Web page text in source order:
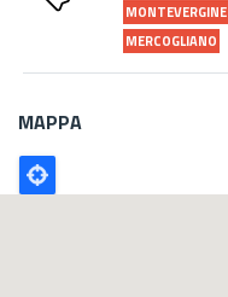
MONTEVERGINE
MERCOGLIANO
MAPPA
Poligono
GEO